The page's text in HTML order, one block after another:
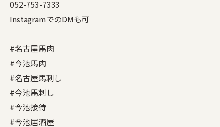
052-753-7333
InstagramでのDMも可
#名古屋馬肉
#今池馬肉
#名古屋馬刺し
#今池馬刺し
#今池接待
#今池居酒屋